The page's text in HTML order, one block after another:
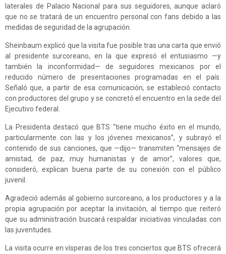
laterales de Palacio Nacional para sus seguidores, aunque aclaró
que no se tratará de un encuentro personal con fans debido a las
medidas de seguridad de la agrupación.
Sheinbaum explicó que la visita fue posible tras una carta que envió
al presidente surcoreano, en la que expresó el entusiasmo —y
también la inconformidad— de seguidores mexicanos por el
reducido número de presentaciones programadas en el país.
Señaló que, a partir de esa comunicación, se estableció contacto
con productores del grupo y se concretó el encuentro en la sede del
Ejecutivo federal.
La Presidenta destacó que BTS “tiene mucho éxito en el mundo,
particularmente con las y los jóvenes mexicanos”, y subrayó el
contenido de sus canciones, que —dijo— transmiten “mensajes de
amistad, de paz, muy humanistas y de amor”, valores que,
consideró, explican buena parte de su conexión con el público
juvenil.
Agradeció además al gobierno surcoreano, a los productores y a la
propia agrupación por aceptar la invitación, al tiempo que reiteró
que su administración buscará respaldar iniciativas vinculadas con
las juventudes.
La visita ocurre en vísperas de los tres conciertos que BTS ofrecerá